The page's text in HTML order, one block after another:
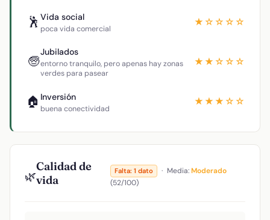
🕺 Vida social
poca vida comercial
★☆☆☆☆
🧓
Jubilados
entorno tranquilo, pero apenas hay zonas
verdes para pasear
★★☆☆☆
🏠 Inversión
buena conectividad
★★★☆☆
🌿
Calidad de
vida
Falta: 1 dato · Media:Moderado
(52/100)